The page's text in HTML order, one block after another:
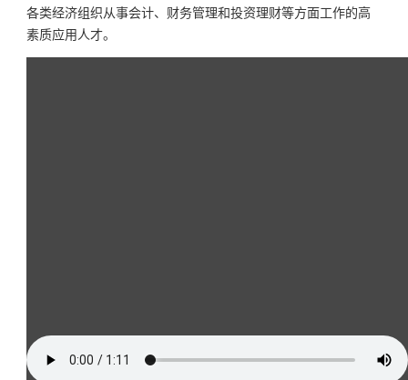
各类经济组织从事会计、财务管理和投资理财等方面工作的高
素质应用人才。